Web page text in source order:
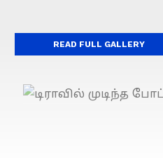
READ FULL GALLERY